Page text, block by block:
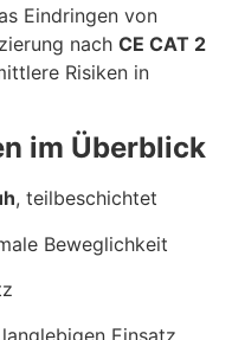
Eindringen von
nach CE CAT 2
Risiken in
im Überblick
, teilbeschichtet
Beweglichkeit
Einsatz